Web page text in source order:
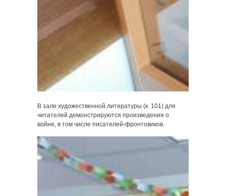
В зале художественной литературы (к. 101) для
читателей демонстрируются произведения о
войне, в том числе писателей-фронтовиков.